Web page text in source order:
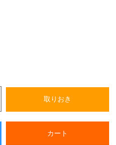
取りおき
カート